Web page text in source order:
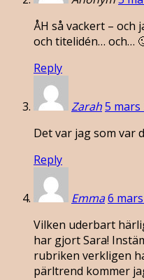
ÅH så vackert – och
och titelidén… och…
Reply
Zarah5 mars
Det var jag som var
Reply
Emma6
Vilken uderbart
har gjort Sara!
rubriken verkligen
pärltrend kommer